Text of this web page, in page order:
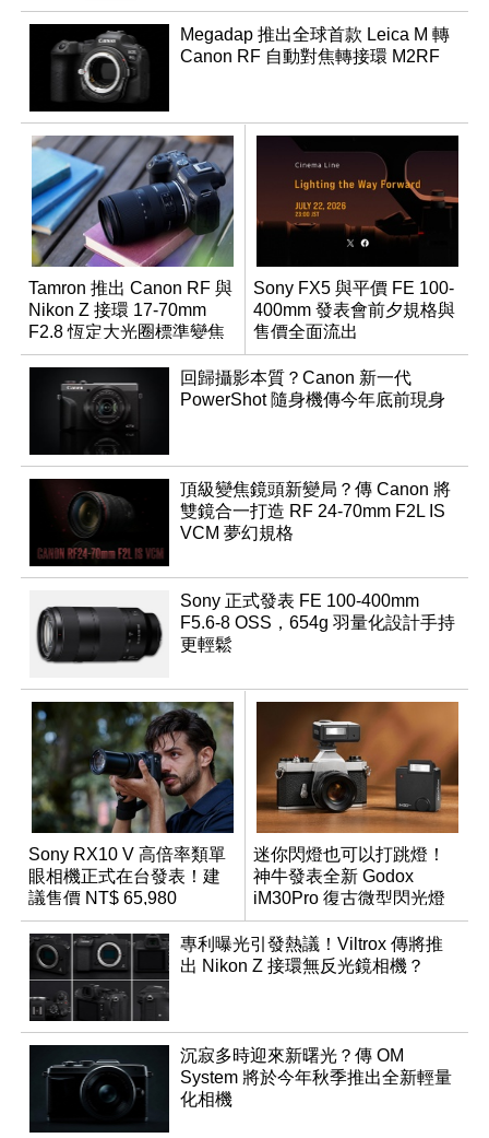
Megadap 推出全球首款 Leica M 轉
Canon RF 自動對焦轉接環 M2RF
Tamron 推出 Canon RF 與
Nikon Z 接環 17-70mm
F2.8 恆定大光圈標準變焦
鏡
Sony FX5 與平價 FE 100-
400mm 發表會前夕規格與
售價全面流出
回歸攝影本質？Canon 新一代
PowerShot 隨身機傳今年底前現身
頂級變焦鏡頭新變局？傳 Canon 將
雙鏡合一打造 RF 24-70mm F2L IS
VCM 夢幻規格
Sony 正式發表 FE 100-400mm
F5.6-8 OSS，654g 羽量化設計手持
更輕鬆
Sony RX10 V 高倍率類單
眼相機正式在台發表！建
議售價 NT$ 65,980
迷你閃燈也可以打跳燈！
神牛發表全新 Godox
iM30Pro 復古微型閃光燈
專利曝光引發熱議！Viltrox 傳將推
出 Nikon Z 接環無反光鏡相機？
沉寂多時迎來新曙光？傳 OM
System 將於今年秋季推出全新輕量
化相機